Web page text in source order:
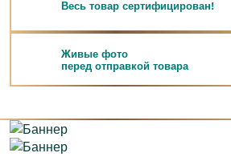
Весь товар сертифицирован!
Живые фото
перед отправкой товара